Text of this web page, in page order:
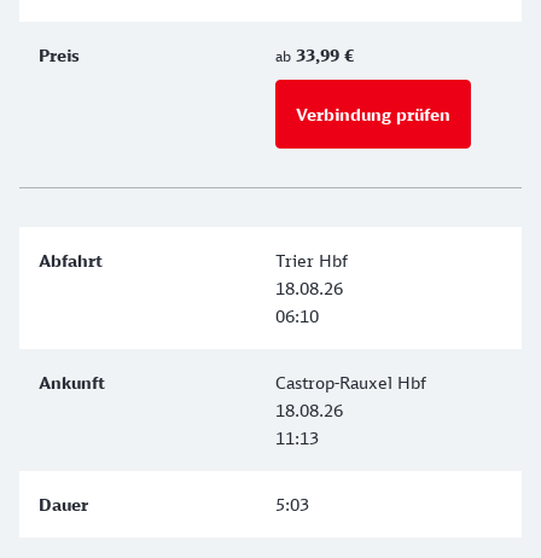
ab 33,99 €
Verbindung prüfen
Trier Hbf
18.08.26
06:10
Castrop-Rauxel Hbf
18.08.26
11:13
5:03